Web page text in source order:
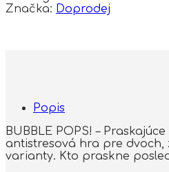
Značka: Doprodej
Popis
BUBBLE POPS! –
antistresová hra pre dvoch,
varianty. Kto praskne